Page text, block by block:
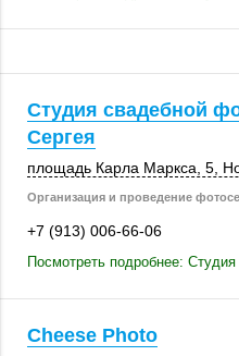
Студия свадебной
Сергея
площадь Карла Маркса, 5,
Организация и проведение
+7 (913) 006-66-06
Посмотреть подробнее:
Cheese Photo